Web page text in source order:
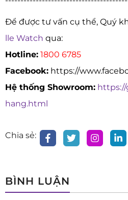
Để được tư vấn cụ thể, Quý
lle Watch qua:
Hotline: 1800 6785
Facebook: https://
Hệ thống Showroom:
hang.html
Chia sẻ:
BÌNH LUẬN